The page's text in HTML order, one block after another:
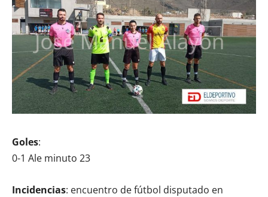
Goles:
0-1 Ale minuto 23
Incidencias: encuentro de fútbol disputado en